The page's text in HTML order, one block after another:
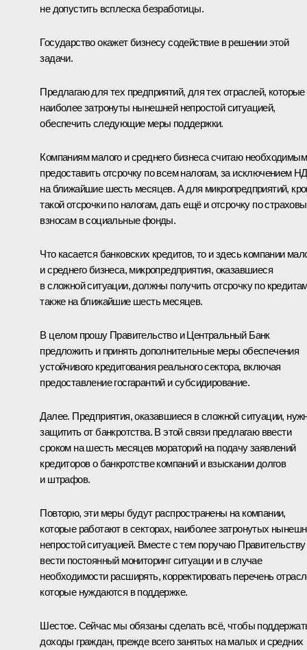
не допустить всплеска безработицы.
Государство окажет бизнесу содействие в решении этой
задачи.
Предлагаю для тех предприятий, для тех отраслей, которые
наиболее затронуты нынешней непростой ситуацией,
обеспечить следующие меры поддержки.
Компаниям малого и среднего бизнеса считаю необходимым
предоставить отсрочку по всем налогам, за исключением
на ближайшие шесть месяцев. А для микропредприятий,
такой отсрочки по налогам, дать ещё и отсрочку по
взносам в социальные фонды.
Что касается банковских кредитов, то и здесь компании
и среднего бизнеса, микропредприятия, оказавшиеся
в сложной ситуации, должны получить отсрочку по
также на ближайшие шесть месяцев.
В целом прошу Правительство и Центральный Банк
предложить и принять дополнительные меры обеспечения
устойчивого кредитования реального сектора, включая
предоставление госгарантий и субсидирование.
Далее. Предприятия, оказавшиеся в сложной ситуации,
защитить от банкротства. В этой связи предлагаю ввести
сроком на шесть месяцев мораторий на подачу заявлений
кредиторов о банкротстве компаний и взыскании долгов
и штрафов.
Повторю, эти меры будут распространены на компании,
которые работают в секторах, наиболее затронутых
непростой ситуацией. Вместе с тем поручаю Правительству
вести постоянный мониторинг ситуации и в случае
необходимости расширять, корректировать перечень
которые нуждаются в поддержке.
Шестое. Сейчас мы обязаны сделать всё, чтобы
доходы граждан, прежде всего занятых на малых и средних